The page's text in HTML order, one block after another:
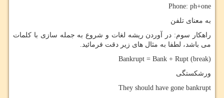
Phone: ph+one
به معنای تلفن
راهکار سوم: در آوردن ریشه لغات و شروع به جمله سازی با کلمات
می باشد، لطفا به مثال های زیر دقت فرمائید.
Bankrupt = Bank + Rupt (break)
ورشکستگی
They should have gone bankrupt